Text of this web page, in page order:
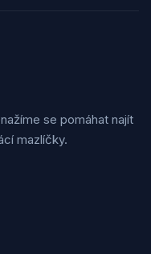
se pomáhat najít
mazlíčky.